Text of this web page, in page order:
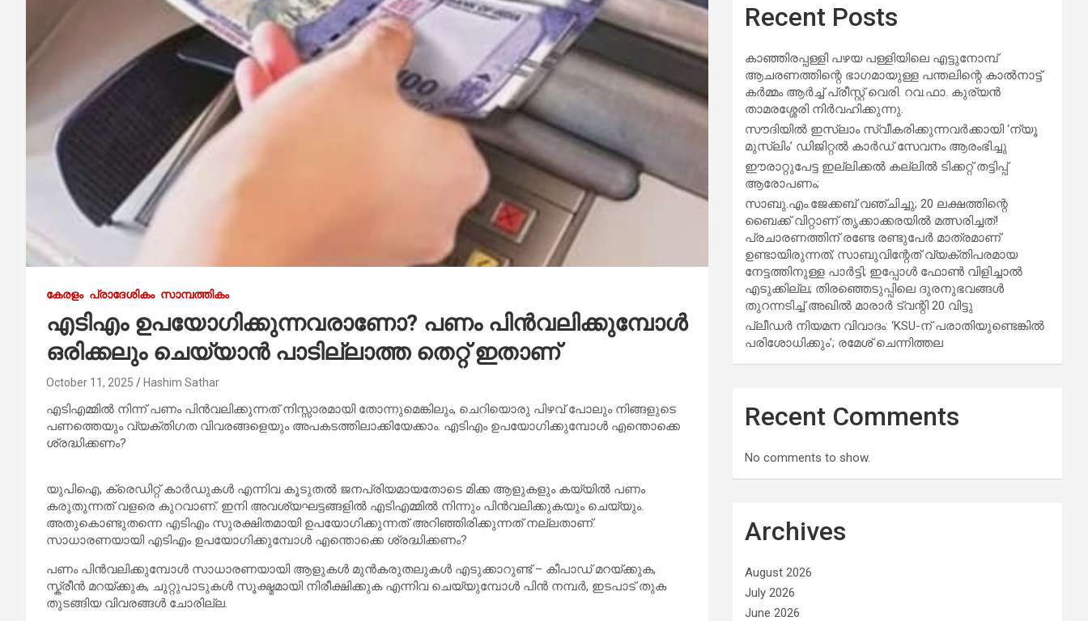
കേരളം പ്രാദേശികം സാമ്പത്തികം
എടിഎം ഉപയോഗിക്കുന്നവരാണോ? പണം പിൻവലിക്കുമ്പോൾ
ഒരിക്കലും ചെയ്യാൻ പാടില്ലാത്ത തെറ്റ് ഇതാണ്
October 11, 2025 Hashim Sathar
എടിഎമ്മിൽ നിന്ന് പണം പിൻവലിക്കുന്നത് നിസ്സാരമായി തോന്നുമെങ്കിലും, ചെറിയൊരു പിഴവ് പോലും നിങ്ങളുടെ
പണത്തെയും വ്യക്തിഗത വിവരങ്ങളെയും അപകടത്തിലാക്കിയേക്കാം. എടിഎം ഉപയോഗിക്കുമ്പോൾ എന്തൊക്കെ
ശ്രദ്ധിക്കണം?
യുപിഐ, ക്രെഡിറ്റ് കാർഡുകൾ എന്നിവ കൂടുതൽ ജനപ്രിയമായതോടെ മിക്ക ആളുകളും കയ്യിൽ പണം
കരുതുന്നത് വളരെ കുറവാണ്. ഇനി അവശ്യഘട്ടങ്ങളിൽ എടിഎമ്മിൽ നിന്നും പിൻവലിക്കുകയും ചെയ്യും.
അതുകൊണ്ടുതന്നെ എടിഎം സുരക്ഷിതമായി ഉപയോഗിക്കുന്നത് അറിഞ്ഞിരിക്കുന്നത് നല്ലതാണ്.
സാധാരണയായി എടിഎം ഉപയോഗിക്കുമ്പോൾ എന്തൊക്കെ ശ്രദ്ധിക്കണം?
പണം പിൻവലിക്കുമ്പോൾ സാധാരണയായി ആളുകൾ മുൻകരുതലുകൾ എടുക്കാറുണ്ട് – കീപാഡ് മറയ്ക്കുക,
സ്ക്രീൻ മറയ്ക്കുക, ചുറ്റുപാടുകൾ സൂക്ഷ്മമായി നിരീക്ഷിക്കുക എന്നിവ ചെയ്യുമ്പോൾ പിൻ നമ്പർ, ഇടപാട് തുക
തുടങ്ങിയ വിവരങ്ങൾ ചോരില്ല.
Recent Posts
കാഞ്ഞിരപ്പള്ളി പഴയ പള്ളിയിലെ എട്ടുനോമ്പ്
ആചരണത്തിന്റെ ഭാഗമായുള്ള പന്തലിന്റെ കാൽനാട്ട്
കർമ്മം ആർച്ച് പ്രീസ്റ്റ് വെരി. റവ.ഫാ. കുര്യൻ
താമരശ്ശേരി നിർവഹിക്കുന്നു.
സൗദിയില്‍ ഇസ്‌ലാം സ്വീകരിക്കുന്നവര്‍ക്കായി ‘ന്യൂ
മുസ്ലിം’ ഡിജിറ്റല്‍ കാര്‍ഡ് സേവനം ആരംഭിച്ചു
ഈരാറ്റുപേട്ട ഇല്ലിക്കൽ കല്ലിൽ ടിക്കറ്റ് തട്ടിപ്പ്
ആരോപണം;
സാബു.എം.ജേക്കബ് വഞ്ചിച്ചു; 20 ലക്ഷത്തിന്റെ
ബൈക്ക് വിറ്റാണ് തൃക്കാക്കരയില്‍ മത്സരിച്ചത്!
പ്രചാരണത്തിന് രണ്ടേ രണ്ടുപേര്‍ മാത്രമാണ്
ഉണ്ടായിരുന്നത്; സാബുവിന്റേത് വ്യക്തിപരമായ
നേട്ടത്തിനുള്ള പാര്‍ട്ടി; ഇപ്പോള്‍ ഫോണ്‍ വിളിച്ചാല്‍
എടുക്കില്ല; തിരഞ്ഞെടുപ്പിലെ ദുരനുഭവങ്ങള്‍
തുറന്നടിച്ച് അഖില്‍ മാരാര്‍ ട്വന്റി 20 വിട്ടു
പ്ലീഡർ നിയമന വിവാദം: ‘KSU-ന് പരാതിയുണ്ടെങ്കിൽ
പരിശോധിക്കും’; രമേശ് ചെന്നിത്തല
Recent Comments
No comments to show.
Archives
August 2026
July 2026
June 2026